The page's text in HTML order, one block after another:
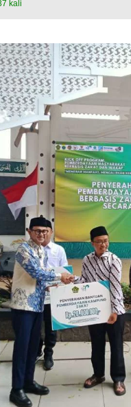
kali